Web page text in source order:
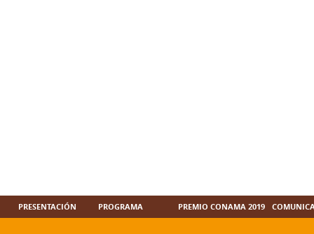
PRESENTACIÓN PROGRAMA PREMIO CONAMA 2019